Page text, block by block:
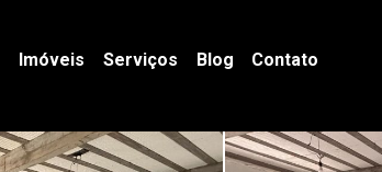
Imóveis Serviços Blog Contato